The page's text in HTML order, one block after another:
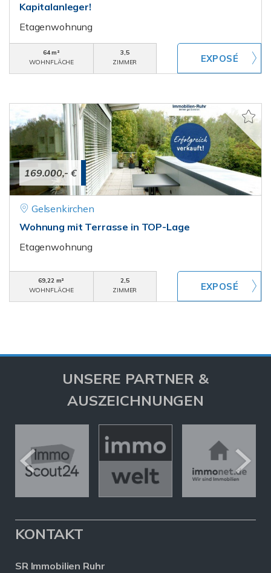
Kapitalanleger!
Etagenwohnung
64 m²
WOHNFLÄCHE
3,5
ZIMMER
169.000,- €
Gelsenkirchen
Wohnung mit Terrasse in TOP-Lage
Etagenwohnung
69,22 m²
WOHNFLÄCHE
2,5
ZIMMER
UNSERE PARTNER &
AUSZEICHNUNGEN
KONTAKT
SR Immobilien Ruhr